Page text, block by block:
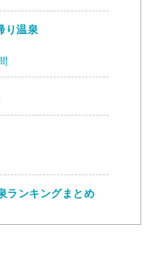
り温泉
ランキングまとめ